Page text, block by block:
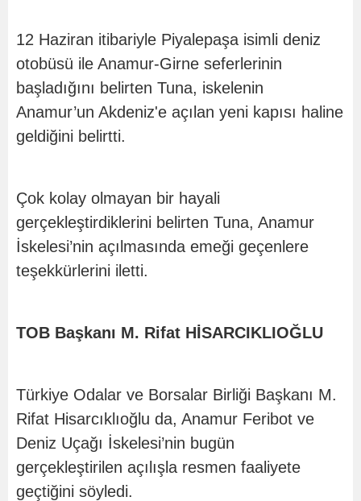
12 Haziran itibariyle Piyalepaşa isimli deniz
otobüsü ile Anamur-Girne seferlerinin
başladığını belirten Tuna, iskelenin
Anamur’un Akdeniz'e açılan yeni kapısı haline
geldiğini belirtti.
Çok kolay olmayan bir hayali
gerçekleştirdiklerini belirten Tuna, Anamur
İskelesi’nin açılmasında emeği geçenlere
teşekkürlerini iletti.
TOB Başkanı M. Rifat HİSARCIKLIOĞLU
Türkiye Odalar ve Borsalar Birliği Başkanı M.
Rifat Hisarcıklıoğlu da, Anamur Feribot ve
Deniz Uçağı İskelesi’nin bugün
gerçekleştirilen açılışla resmen faaliyete
geçtiğini söyledi.